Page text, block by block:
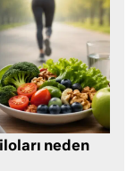
neden